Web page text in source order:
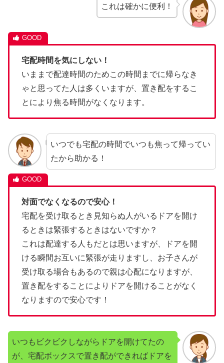
これは確かに便利！
宅配時間を気にしない！
いままで配達時間のためこの時間までに帰らなき
ゃと思ってた人は多くいますが、置き配をするこ
とにより焦る時間がなくなります。
いつでも宅配の時間でいつも焦って帰ってい
たから助かる！
対面でなくなるので安心！
宅配を受け取るとき見知らぬ人がいるドアを開け
るときは緊張するときはないですか？
これは配達する人もだとは思いますが、ドアを開
ける瞬間お互いに緊張が走りますし、お子さんが
受け取る場合もあるので親は心配になりますが、
置き配をすることによりドアを開けることがなく
なりますので安心です！
いつもビクビクしながらドアを開けてたの
が、宅配ボックスで置き配ができればドアを